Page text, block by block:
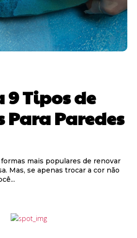
9 Tipos de
Para Paredes
mais populares de renovar
Mas, se apenas trocar a cor não